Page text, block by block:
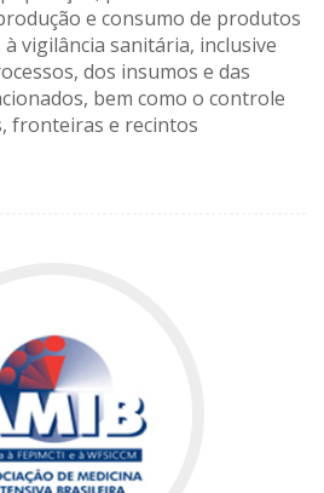
e consumo de produtos
vigilância sanitária, inclusive
dos insumos e das
bem como o controle
fronteiras e recintos